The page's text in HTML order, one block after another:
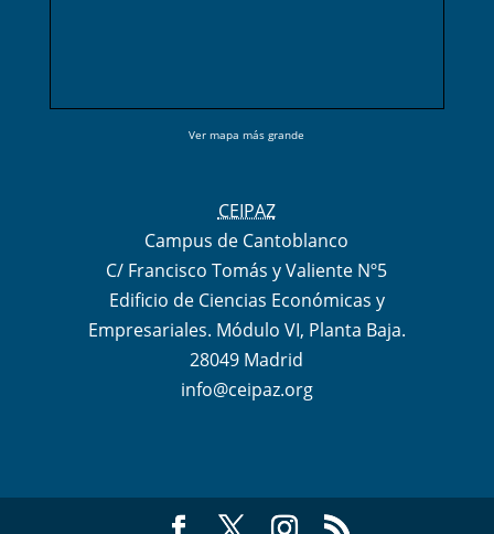
Ver mapa más grande
CEIPAZ
Campus de Cantoblanco
C/ Francisco Tomás y Valiente Nº5
Edificio de Ciencias Económicas y
Empresariales. Módulo VI, Planta Baja.
28049 Madrid
info@ceipaz.org